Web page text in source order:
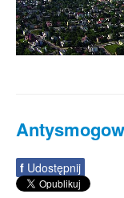
f Udostępnij